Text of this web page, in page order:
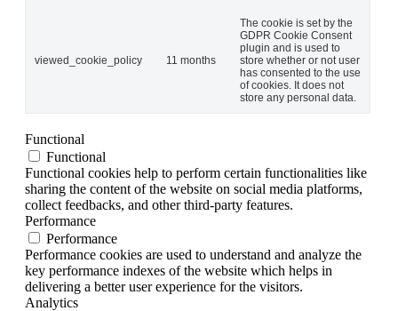
viewed_cookie_policy 11 months
The cookie is set by the
GDPR Cookie Consent
plugin and is used to
store whether or not user
has consented to the use
of cookies. It does not
store any personal data.
Functional
Functional
Functional cookies help to perform certain functionalities like
sharing the content of the website on social media platforms,
collect feedbacks, and other third-party features.
Performance
Performance
Performance cookies are used to understand and analyze the
key performance indexes of the website which helps in
delivering a better user experience for the visitors.
Analytics